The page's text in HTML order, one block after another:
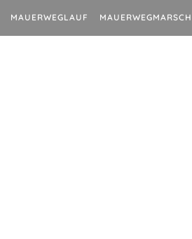
MAUERWEGLAUF MAUERWEGMARSCH